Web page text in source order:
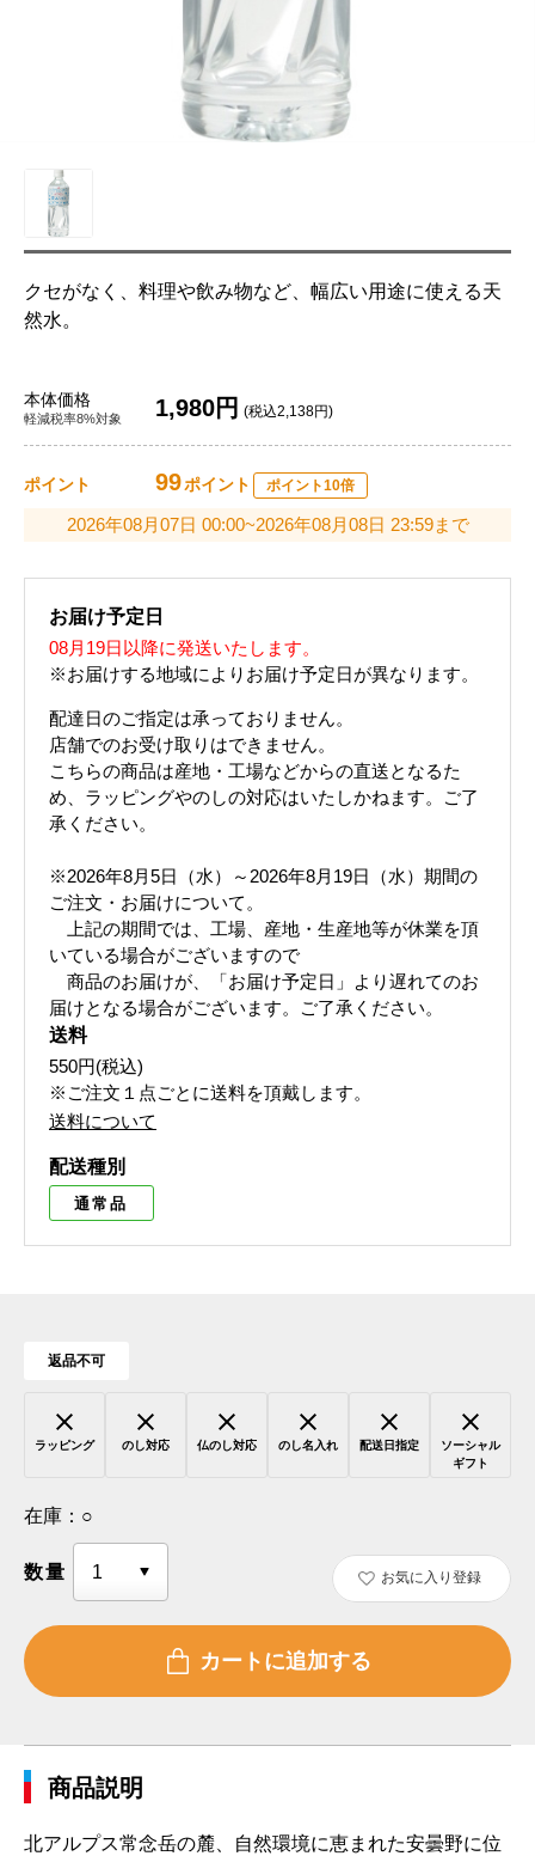
クセがなく、料理や飲み物など、幅広い用途に使える天
然水。
本体価格
軽減税率8%対象 1,980円 (税込2,138円)
ポイント 99ポイント ポイント10倍
2026年08月07日 00:00~2026年08月08日 23:59まで
お届け予定日
08月19日以降に発送いたします。
※お届けする地域によりお届け予定日が異なります。
配達日のご指定は承っておりません。
店舗でのお受け取りはできません。
こちらの商品は産地・工場などからの直送となるた
め、ラッピングやのしの対応はいたしかねます。ご了
承ください。
※2026年8月5日（水）～2026年8月19日（水）期間の
ご注文・お届けについて。
上記の期間では、工場、産地・生産地等が休業を頂
いている場合がございますので
商品のお届けが、「お届け予定日」より遅れてのお
届けとなる場合がございます。ご了承ください。
送料
550円(税込)
※ご注文１点ごとに送料を頂戴します。
送料について
配送種別
通常品
返品不可
ラッピング のし対応 仏のし対応 のし名入れ 配送日指定
ソーシャル
ギフト
在庫： ○
数量 お気に入り登録
商品説明
北アルプス常念岳の麓、自然環境に恵まれた安曇野に位